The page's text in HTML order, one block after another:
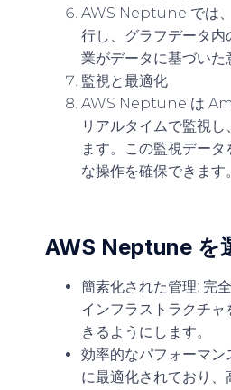
AWS Neptune では
行し、グラフデータ
業がデータに基づいた
監視と最適化
AWS Neptune は
リアルタイムで監視
ます。この監視デー
な操作を確保できます。
AWS Neptune を
簡素化された管理: 完
インフラストラクチ
きるようにします。
効率的なパフォーマン
に最適化されており、